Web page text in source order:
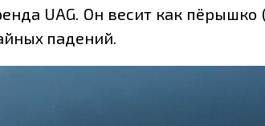
UAG. Он весит как пёрышко
падений.